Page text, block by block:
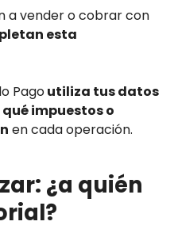
a vender o cobrar con
esta
Pagoutiliza tus datos
impuestos o
en cada operación.
¿a quién